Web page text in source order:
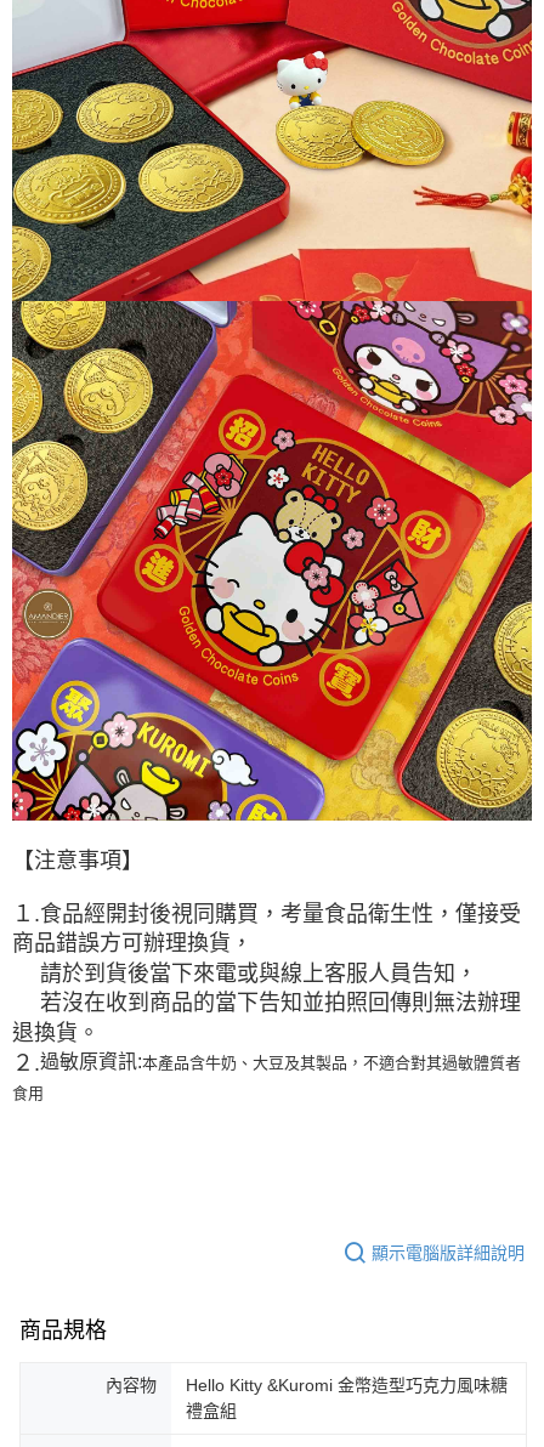
【注意事項】
１.食品經開封後視同購買，考量食品衛生性，僅接受
商品錯誤方可辦理換貨，
請於到貨後當下來電或與線上客服人員告知，
若沒在收到商品的當下告知並拍照回傳則無法辦理
退換貨。
２.過敏原資訊:本產品含牛奶、大豆及其製品，不適合對其過敏體質者
食用
顯示電腦版詳細說明
商品規格
內容物
Hello Kitty &Kuromi 金幣造型巧克力風味糖
禮盒組